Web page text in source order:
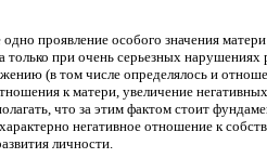
проявление особого значения
при очень серьезных
(в том числе определялось и
к матери, увеличение
что за этим фактом стоит
негативное отношение к
личности.